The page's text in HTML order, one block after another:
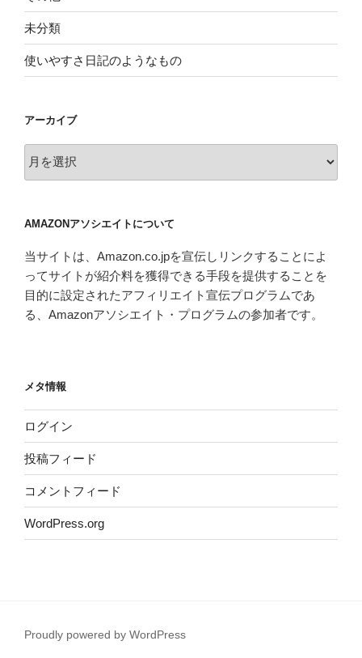
未分類
使いやすさ日記のようなもの
アーカイブ
ー
ブ
AMAZONアソシエイトについて
当サイトは、Amazon.co.jpを宣伝しリンクすることによ
ってサイトが紹介料を獲得できる手段を提供することを
目的に設定されたアフィリエイト宣伝プログラムであ
る、Amazonアソシエイト・プログラムの参加者です。
メタ情報
ログイン
投稿フィード
コメントフィード
WordPress.org
Proudly powered by WordPress